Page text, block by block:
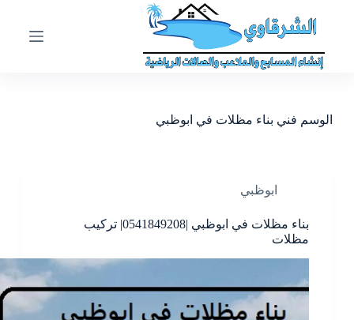
ى
الوسم فني بناء مظلات في ابوظبي
ابوظبي
بناء مظلات في ابوظبي |0541849208| تركيب
مظلات